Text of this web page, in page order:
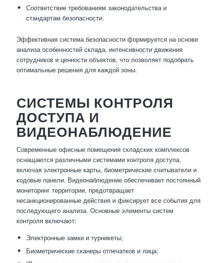
Соответствие требованиям законодательства и
стандартам безопасности.
Эффективная система безопасности формируется на основе
анализа особенностей склада, интенсивности движения
сотрудников и ценности объектов, что позволяет подобрать
оптимальные решения для каждой зоны.
СИСТЕМЫ КОНТРОЛЯ
ДОСТУПА И
ВИДЕОНАБЛЮДЕНИЕ
Современные офисные помещения складских комплексов
оснащаются различными системами контроля доступа,
включая электронные карты, биометрические считыватели и
кодовые панели. Видеонаблюдение обеспечивает постоянный
мониторинг территории, предотвращает
несанкционированные действия и фиксирует все события для
последующего анализа. Основные элементы систем
контроля включают:
Электронные замки и турникеты;
Биометрические сканеры отпечатков и лица;